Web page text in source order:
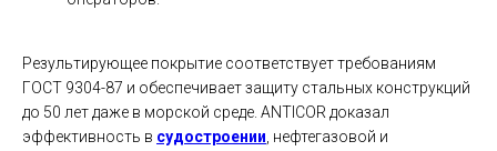
Результирующее покрытие соответствует требованиям
ГОСТ 9304-87 и обеспечивает защиту стальных конструкций
до 50 лет даже в морской среде. ANTICOR доказал
эффективность в судостроении, нефтегазовой и